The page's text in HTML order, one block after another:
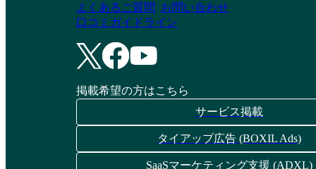
資料請求リストに追加
よくあるご質問
お問い合わせ
口コミガイドライン
掲載希望の方はこちら
サービス掲載
タイアップ広告 (BOXIL Ads)
SaaSマーケティング支援 (ADXL)